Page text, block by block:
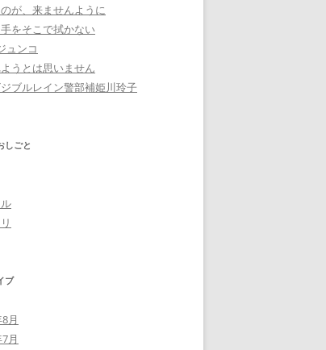
が、来ませんように
をそこで拭かない
ュンコ
うとは思いません
ブルレイン警部補姫川玲子
しごと
ブ
月
月